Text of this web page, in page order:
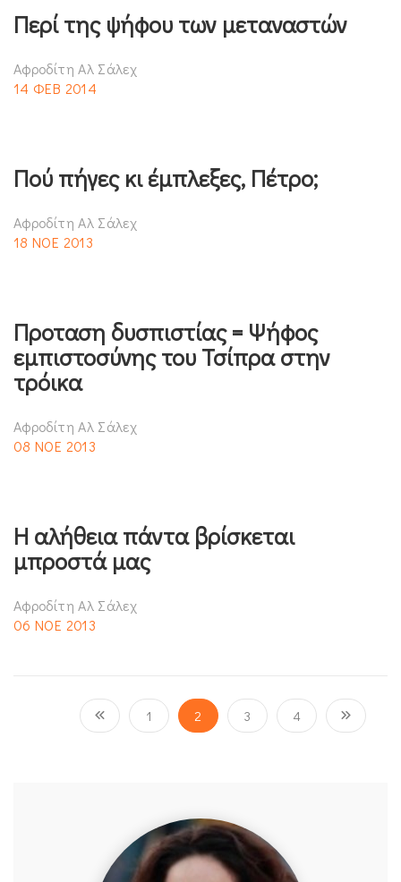
Περί της ψήφου των μεταναστών
Αφροδίτη Αλ Σάλεχ
14 ΦΕΒ 2014
Πού πήγες κι έμπλεξες, Πέτρο;
Αφροδίτη Αλ Σάλεχ
18 ΝΟΕ 2013
Προταση δυσπιστίας = Ψήφος
εμπιστοσύνης του Τσίπρα στην
τρόικα
Αφροδίτη Αλ Σάλεχ
08 ΝΟΕ 2013
Η αλήθεια πάντα βρίσκεται
μπροστά μας
Αφροδίτη Αλ Σάλεχ
06 ΝΟΕ 2013
1 2 3 4